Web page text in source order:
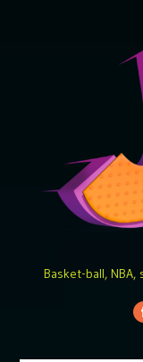
Basket-ball,